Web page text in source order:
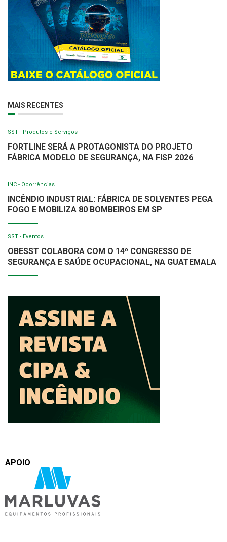
MAIS RECENTES
SST - Produtos e Serviços
FORTLINE SERÁ A PROTAGONISTA DO PROJETO
FÁBRICA MODELO DE SEGURANÇA, NA FISP 2026
INC - Ocorrências
INCÊNDIO INDUSTRIAL: FÁBRICA DE SOLVENTES PEGA
FOGO E MOBILIZA 80 BOMBEIROS EM SP
SST - Eventos
OBESST COLABORA COM O 14º CONGRESSO DE
SEGURANÇA E SAÚDE OCUPACIONAL, NA GUATEMALA
APOIO